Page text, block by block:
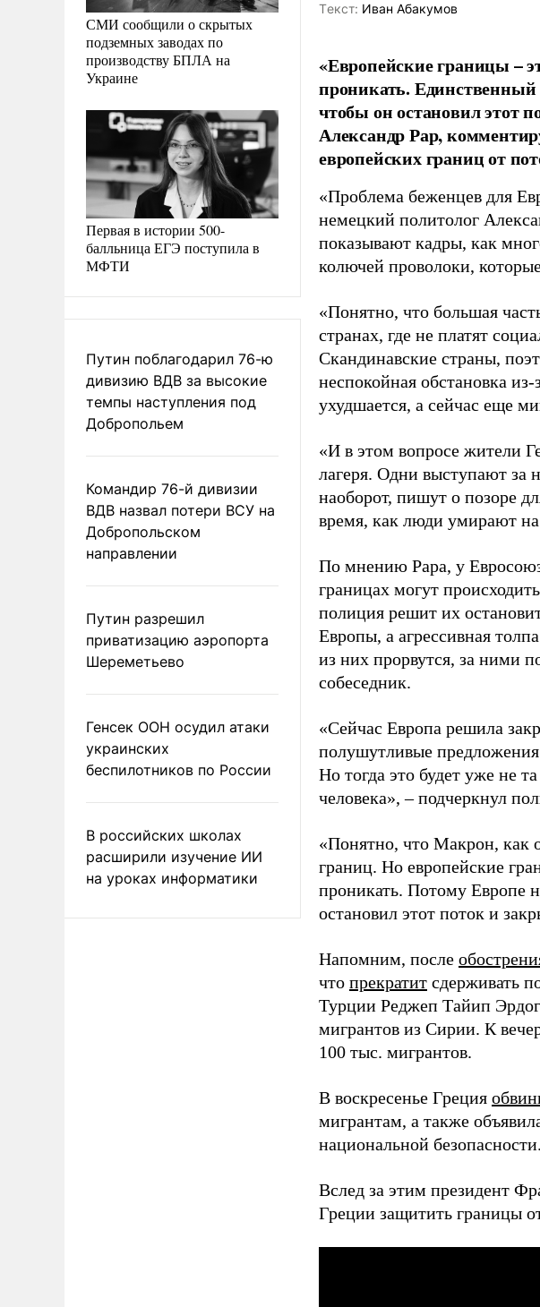
СМИ сообщили о скрытых
подземных заводах по
производству БПЛА на
Украине
Первая в истории 500-
балльница ЕГЭ поступила в
МФТИ
Путин поблагодарил 76-ю
дивизию ВДВ за высокие
темпы наступления под
Добропольем
Командир 76-й дивизии
ВДВ назвал потери ВСУ на
Добропольском
направлении
Путин разрешил
приватизацию аэропорта
Шереметьево
Генсек ООН осудил атаки
украинских
беспилотников по России
В российских школах
расширили изучение ИИ
на уроках информатики
Tекст: Иван Абакумов
«Европейские границы –
проникать. Единственный
чтобы он остановил этот
Александр Рар,
европейских границ от
«Проблема беженцев для
немецкий политолог
показывают кадры, как
колючей проволоки,
«Понятно, что большая
странах, где не платят
Скандинавские страны,
неспокойная обстановка
ухудшается, а сейчас еще
«И в этом вопросе жители
лагеря. Одни выступают
наоборот, пишут о позоре
время, как люди умирают
По мнению Рара, у
границах могут
полиция решит их
Европы, а агрессивная
из них прорвутся, за ними
собеседник.
«Сейчас Европа решила
полушутливые
Но тогда это будет уже не
человека», – подчеркнул
«Понятно, что Макрон, как
границ. Но европейские
проникать. Потому Европе
остановил этот поток и
Напомним, после
что прекратит сдерживать
Турции Реджеп Тайип
мигрантов из Сирии. К
100 тыс. мигрантов.
В воскресенье Греция
мигрантам, а также
национальной безопасности.
Вслед за этим президент
Греции защитить границы